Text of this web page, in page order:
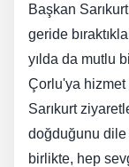
Başkan
geride
yılda da mutlu
Çorlu'ya
Sarıkurt
doğduğunu
birlikte, hep